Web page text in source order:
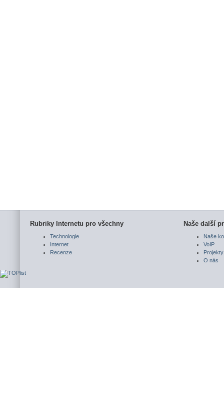
Rubriky Internetu pro všechny
Technologie
Internet
Recenze
Naše další
Naše
VoIP
Projekty
O nás